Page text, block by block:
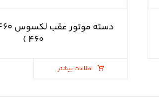
۴۶۰ )
اطلاعات بیشتر